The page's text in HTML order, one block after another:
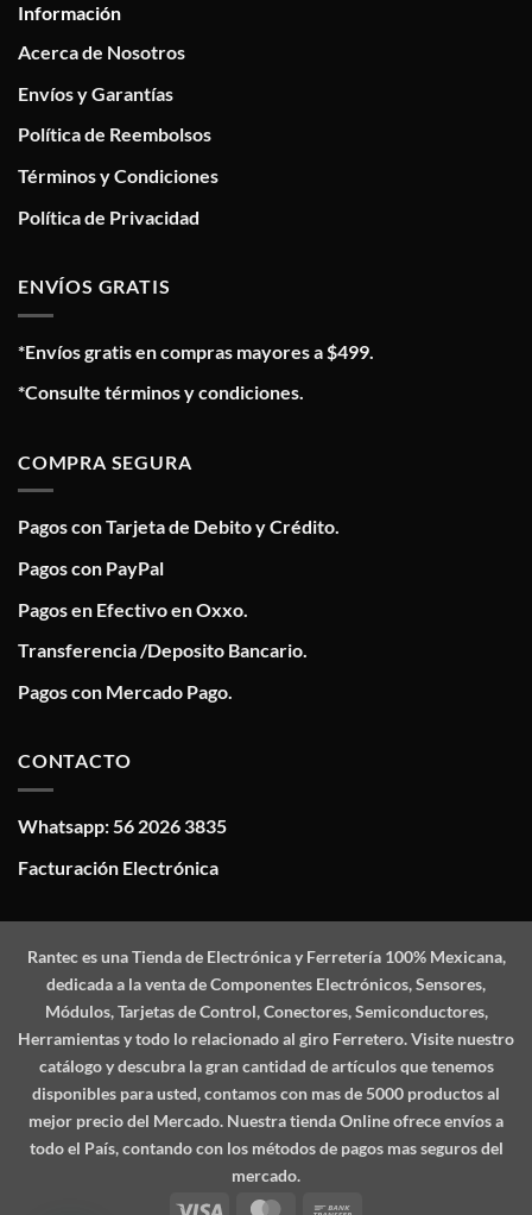
Información
Acerca de Nosotros
Envíos y Garantías
Política de Reembolsos
Términos y Condiciones
Política de Privacidad
ENVÍOS GRATIS
*Envíos gratis en compras mayores a $499.
*Consulte términos y condiciones.
COMPRA SEGURA
Pagos con Tarjeta de Debito y Crédito.
Pagos con PayPal
Pagos en Efectivo en Oxxo.
Transferencia /Deposito Bancario.
Pagos con Mercado Pago.
CONTACTO
Whatsapp: 56 2026 3835
Facturación Electrónica
Ranteces una Tienda de Electrónica y Ferretería 100% Mexicana,
dedicada a la venta de Componentes Electrónicos, Sensores,
Módulos, Tarjetas de Control, Conectores, Semiconductores,
Herramientas y todo lo relacionado al giro Ferretero. Visite nuestro
catálogo y descubra la gran cantidad de artículos que tenemos
disponibles para usted, contamos con mas de 5000 productos al
mejor precio del Mercado. Nuestra tienda Online ofrece envíos a
todo el País, contando con los métodos de pagos mas seguros del
mercado.
Visa
MasterCard